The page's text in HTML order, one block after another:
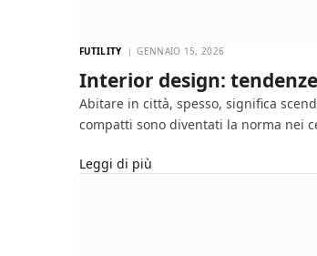
FUTILITY GENNAIO 15, 2026
Interior design:
Abitare in città, spesso, significa
compatti sono diventati la norma nei
Leggi di più